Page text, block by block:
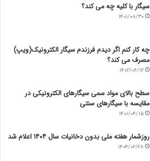
سیگار با کلیه چه می کند؟
۱۴۰۱/۰۸/۳۰
چه کار کنم اگر دیدم فرزندم سیگار الکترونیک(ویپ)
مصرف می کند؟
۱۴۰۲/۰۶/۱۲
سطح بالای مواد سمی سیگارهای الکترونیکی در
مقایسه با سیگارهای سنتی
۱۴۰۱/۰۴/۱۵
روزشمار هفته ملی بدون دخانیات سال ۱۴۰۴ اعلام شد
۱۴۰۴/۰۲/۲۸